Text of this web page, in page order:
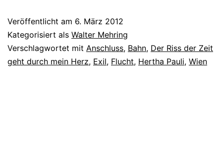
Veröffentlicht am 6. März 2012
Kategorisiert als Walter Mehring
Verschlagwortet mit Anschluss, Bahn, Der Riss der Zeit
geht durch mein Herz, Exil, Flucht, Hertha Pauli, Wien